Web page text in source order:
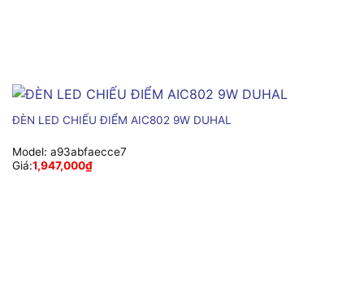
ĐÈN LED CHIẾU ĐIỂM AIC802 9W DUHAL
Model: a93abfaecce7
Giá:1,947,000₫